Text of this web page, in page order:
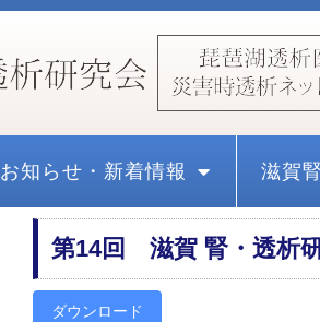
お知らせ・新着情報 滋賀
第14回 滋賀 腎・透析
ダウンロード